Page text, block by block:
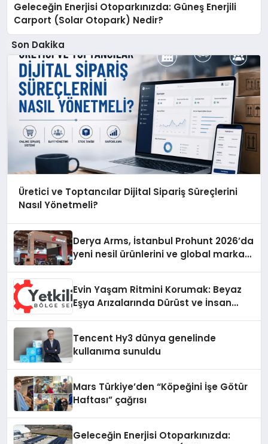
Geleceğin Enerjisi Otoparkınızda: Güneş Enerjili
Carport (Solar Otopark) Nedir?
Son Dakika
Üretici ve Toptancılar Dijital Sipariş Süreçlerini
Nasıl Yönetmeli?
Derya Arms, İstanbul Prohunt 2026’da
yeni nesil ürünlerini ve global marka
Evin Yaşam Ritmini Korumak: Beyaz
Eşya Arızalarında Dürüst ve İnsan
Tencent Hy3 dünya genelinde
kullanıma sunuldu
Mars Türkiye’den “Köpeğini İşe Götür
Haftası” çağrısı
Geleceğin Enerjisi Otoparkınızda: